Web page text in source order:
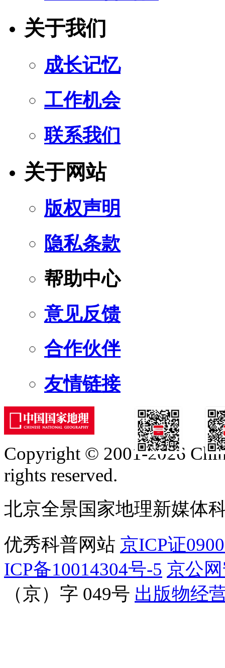
关于我们
成长记忆
工作机会
联系我们
关于网站
版权声明
隐私条款
帮助中心
意见反馈
合作伙伴
友情链接
订阅号
Copyright © 2001-2026
rights reserved.
北京全景国家地理新媒体
优秀科普网站 京ICP证
ICP备10014304号-5 京公
（京）字 049号 出版物经